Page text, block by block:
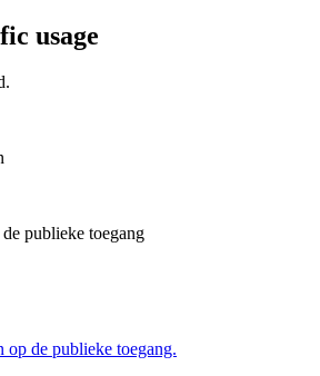
usage
publieke toegang
op de publieke toegang.